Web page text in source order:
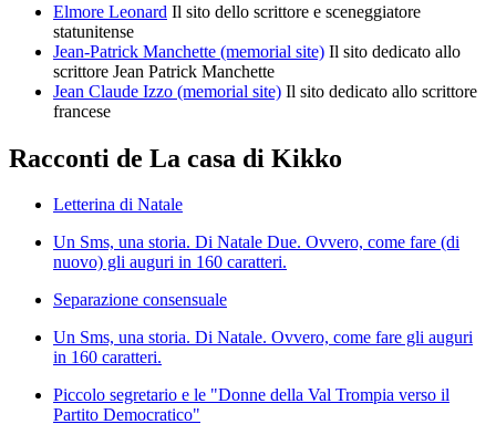
Elmore Leonard Il sito dello scrittore e sceneggiatore
statunitense
Jean-Patrick Manchette (memorial site) Il sito dedicato allo
scrittore Jean Patrick Manchette
Jean Claude Izzo (memorial site) Il sito dedicato allo scrittore
francese
Racconti de La casa di Kikko
Letterina di Natale
Un Sms, una storia. Di Natale Due. Ovvero, come fare (di
nuovo) gli auguri in 160 caratteri.
Separazione consensuale
Un Sms, una storia. Di Natale. Ovvero, come fare gli auguri
in 160 caratteri.
Piccolo segretario e le "Donne della Val Trompia verso il
Partito Democratico"